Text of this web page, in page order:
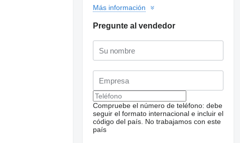
Solicitar fotos
adicionales
Más información
Pregunte al vendedor
Compruebe el número de teléfono: debe
seguir el formato internacional e incluir el
código del país. No trabajamos con este
país